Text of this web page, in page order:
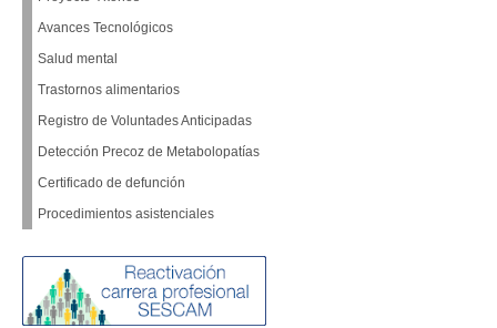
Avances Tecnológicos
Salud mental
Trastornos alimentarios
Registro de Voluntades Anticipadas
Detección Precoz de Metabolopatías
Certificado de defunción
Procedimientos asistenciales